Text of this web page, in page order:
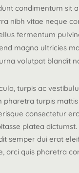
condimentum sit
nibh vitae neque
fermentum
magna ultricies
volutpat blandit
turpis ac
pharetra turpis
consectetur
platea dictumst.
semper dui erat
orci quis pharetra